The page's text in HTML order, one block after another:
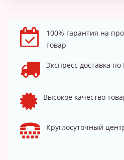
100% гарантия на
товар
Экспресс доставка по
Высокое качество
Круглосуточный